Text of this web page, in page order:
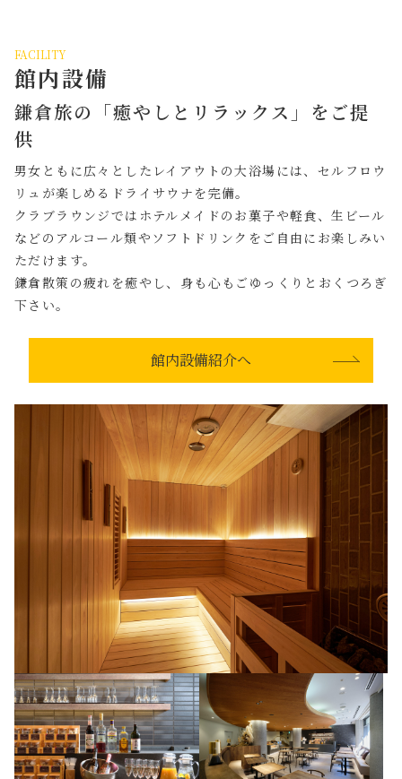
FACILITY
館内設備
館内設備紹介へ
鎌倉旅の「癒やしとリラックス」をご提
供
男女ともに広々としたレイアウトの大浴場には、セルフロウ
リュが楽しめるドライサウナを完備。
クラブラウンジではホテルメイドのお菓子や軽食、生ビール
などのアルコール類やソフトドリンクをご自由にお楽しみい
ただけます。
鎌倉散策の疲れを癒やし、身も心もごゆっくりとおくつろぎ
下さい。